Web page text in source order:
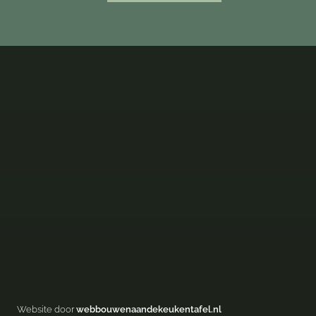
Website doorwebbouwenaandekeukentafel.nl